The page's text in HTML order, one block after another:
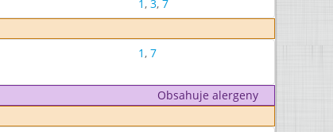
1, 3, 7
1, 7
Obsahuje alergeny